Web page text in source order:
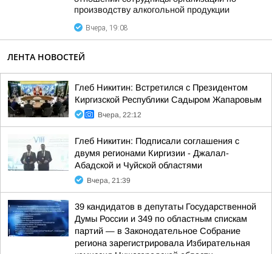
производству алкогольной продукции
Вчера, 19:08
ЛЕНТА НОВОСТЕЙ
Глеб Никитин: Встретился с Президентом
Киргизской Республики Садыром Жапаровым
Вчера, 22:12
Глеб Никитин: Подписали соглашения с
двумя регионами Киргизии - Джалал-
Абадской и Чуйской областями
Вчера, 21:39
39 кандидатов в депутаты Государственной
Думы России и 349 по областным спискам
партий — в Законодательное Собрание
региона зарегистрировала Избирательная